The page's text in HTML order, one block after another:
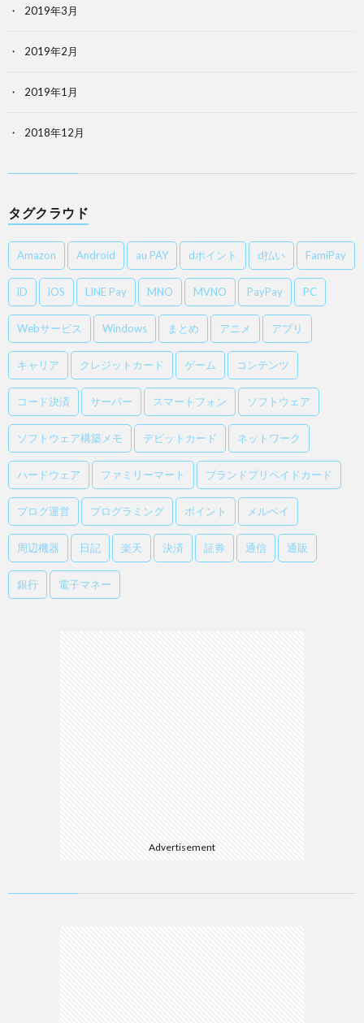
2019年3月
2019年2月
2019年1月
2018年12月
タグクラウド
Amazon Android au PAY dポイント d払い FamiPay
iD iOS LINE Pay MNO MVNO PayPay PC
Webサービス Windows まとめ アニメ アプリ
キャリア クレジットカード ゲーム コンテンツ
コード決済 サーバー スマートフォン ソフトウェア
ソフトウェア構築メモ デビットカード ネットワーク
ハードウェア ファミリーマート ブランドプリペイドカード
ブログ運営 プログラミング ポイント メルペイ
周辺機器 日記 楽天 決済 証券 通信 通販
銀行 電子マネー
Advertisement